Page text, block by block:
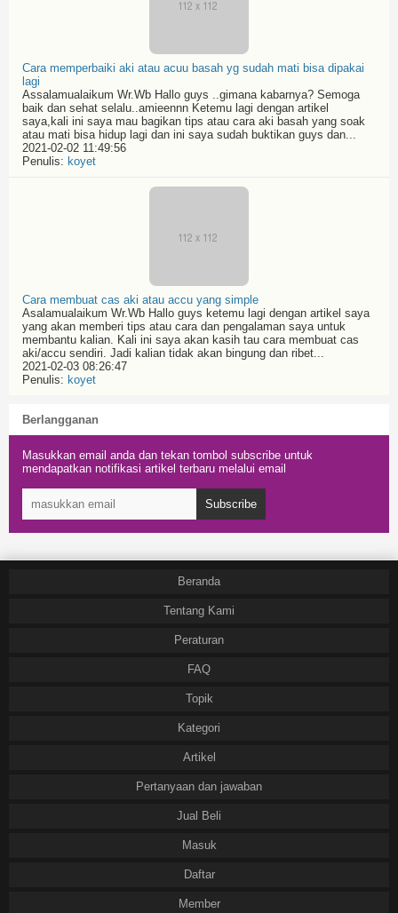
Cara memperbaiki aki atau acuu basah yg sudah mati bisa dipakai
lagi
Assalamualaikum Wr.Wb Hallo guys ..gimana kabarnya? Semoga
baik dan sehat selalu..amieennn Ketemu lagi dengan artikel
saya,kali ini saya mau bagikan tips atau cara aki basah yang soak
atau mati bisa hidup lagi dan ini saya sudah buktikan guys dan...
2021-02-02 11:49:56
Penulis: koyet
Cara membuat cas aki atau accu yang simple
Asalamualaikum Wr.Wb Hallo guys ketemu lagi dengan artikel saya
yang akan memberi tips atau cara dan pengalaman saya untuk
membantu kalian. Kali ini saya akan kasih tau cara membuat cas
aki/accu sendiri. Jadi kalian tidak akan bingung dan ribet...
2021-02-03 08:26:47
Penulis: koyet
Berlangganan
Masukkan email anda dan tekan tombol subscribe untuk
mendapatkan notifikasi artikel terbaru melalui email
Subscribe
Beranda
Tentang Kami
Peraturan
FAQ
Topik
Kategori
Artikel
Pertanyaan dan jawaban
Jual Beli
Masuk
Daftar
Member